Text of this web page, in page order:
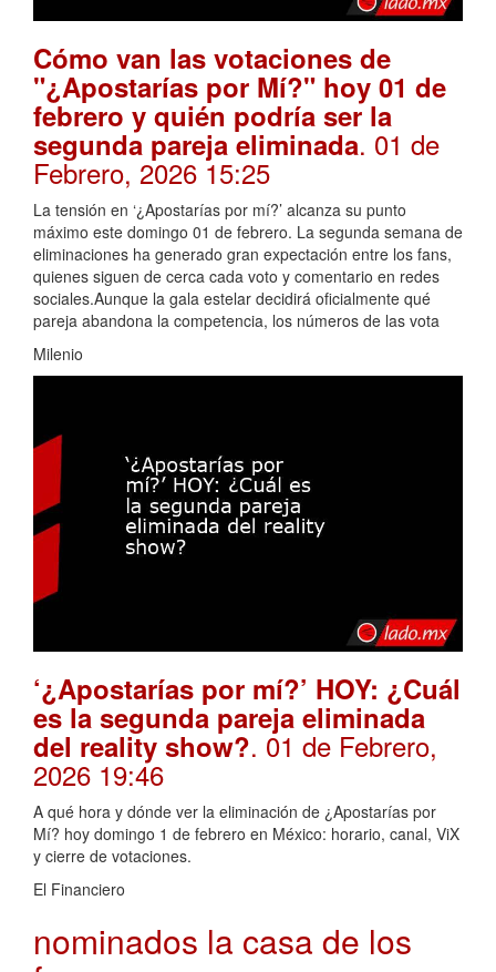
Cómo van las votaciones de
"¿Apostarías por Mí?" hoy 01 de
febrero y quién podría ser la
segunda pareja eliminada. 01 de
Febrero, 2026 15:25
La tensión en ‘¿Apostarías por mí?’ alcanza su punto
máximo este domingo 01 de febrero. La segunda semana de
eliminaciones ha generado gran expectación entre los fans,
quienes siguen de cerca cada voto y comentario en redes
sociales.Aunque la gala estelar decidirá oficialmente qué
pareja abandona la competencia, los números de las vota
Milenio
‘¿Apostarías por mí?’ HOY: ¿Cuál
es la segunda pareja eliminada
del reality show?. 01 de Febrero,
2026 19:46
A qué hora y dónde ver la eliminación de ¿Apostarías por
Mí? hoy domingo 1 de febrero en México: horario, canal, ViX
y cierre de votaciones.
El Financiero
nominados la casa de los